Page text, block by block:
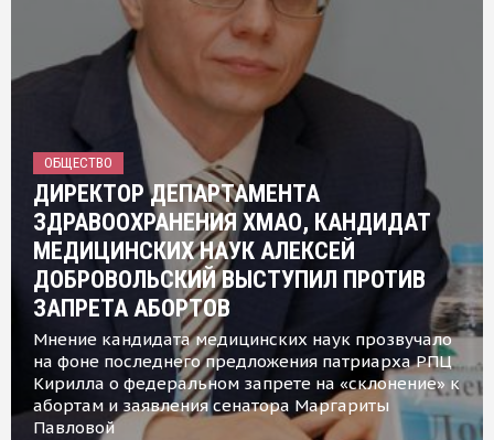
ОБЩЕСТВО
ДИРЕКТОР ДЕПАРТАМЕНТА
ЗДРАВООХРАНЕНИЯ ХМАО, КАНДИДАТ
МЕДИЦИНСКИХ НАУК АЛЕКСЕЙ
ДОБРОВОЛЬСКИЙ ВЫСТУПИЛ ПРОТИВ
ЗАПРЕТА АБОРТОВ
Мнение кандидата медицинских наук прозвучало
на фоне последнего предложения патриарха РПЦ
Кирилла о федеральном запрете на «склонение» к
абортам и заявления сенатора Маргариты
Павловой